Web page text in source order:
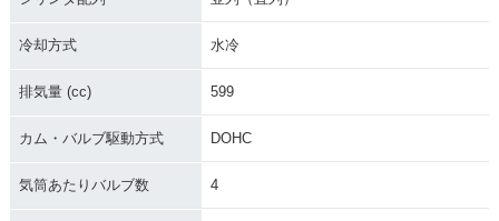
冷却方式 水冷
排気量 (cc) 599
カム・バルブ駆動方式 DOHC
気筒あたりバルブ数 4